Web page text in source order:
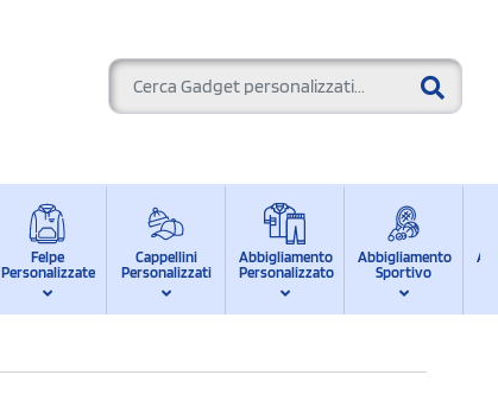
Felpe
Personalizzate
Cappellini
Personalizzati
Abbigliamento
Personalizzato
Abbigliamento
Sportivo